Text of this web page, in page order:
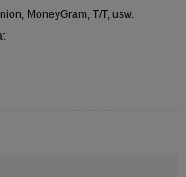
MoneyGram, T/T, usw.